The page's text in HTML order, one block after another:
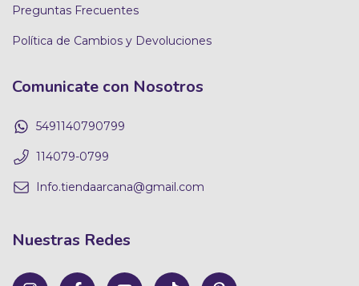
Preguntas Frecuentes
Política de Cambios y Devoluciones
Comunicate con Nosotros
5491140790799
114079-0799
Info.tiendaarcana@gmail.com
Nuestras Redes